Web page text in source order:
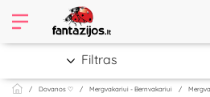
Dovanos ♡ Mergvakariui - Bernvakariui
Filtras